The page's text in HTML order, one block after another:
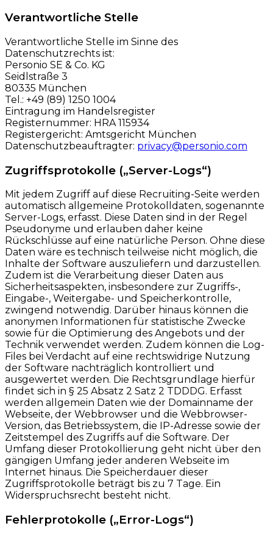
Verantwortliche Stelle
Verantwortliche Stelle im Sinne des
Datenschutzrechts ist:
Personio SE & Co. KG
Seidlstraße 3
80335 München
Tel.: +49 (89) 1250 1004
Eintragung im Handelsregister
Registernummer: HRA 115934
Registergericht: Amtsgericht München
Datenschutzbeauftragter: privacy@personio.com
Zugriffsprotokolle („Server-Logs“)
Mit jedem Zugriff auf diese Recruiting-Seite werden
automatisch allgemeine Protokolldaten, sogenannte
Server-Logs, erfasst. Diese Daten sind in der Regel
Pseudonyme und erlauben daher keine
Rückschlüsse auf eine natürliche Person. Ohne diese
Daten wäre es technisch teilweise nicht möglich, die
Inhalte der Software auszuliefern und darzustellen.
Zudem ist die Verarbeitung dieser Daten aus
Sicherheitsaspekten, insbesondere zur Zugriffs-,
Eingabe-, Weitergabe- und Speicherkontrolle,
zwingend notwendig. Darüber hinaus können die
anonymen Informationen für statistische Zwecke
sowie für die Optimierung des Angebots und der
Technik verwendet werden. Zudem können die Log-
Files bei Verdacht auf eine rechtswidrige Nutzung
der Software nachträglich kontrolliert und
ausgewertet werden. Die Rechtsgrundlage hierfür
findet sich in § 25 Absatz 2 Satz 2 TDDDG. Erfasst
werden allgemein Daten wie der Domainname der
Webseite, der Webbrowser und die Webbrowser-
Version, das Betriebssystem, die IP-Adresse sowie der
Zeitstempel des Zugriffs auf die Software. Der
Umfang dieser Protokollierung geht nicht über den
gängigen Umfang jeder anderen Webseite im
Internet hinaus. Die Speicherdauer dieser
Zugriffsprotokolle beträgt bis zu 7 Tage. Ein
Widerspruchsrecht besteht nicht.
Fehlerprotokolle („Error-Logs“)